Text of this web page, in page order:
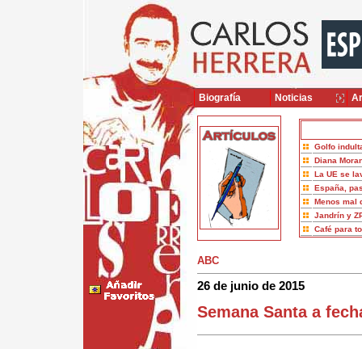
Golfo
Diana
La UE se
España,
Menos mal
Jandrín y
Café para
ABC
26 de junio de 2015
Semana Santa a
Biografía Noticias